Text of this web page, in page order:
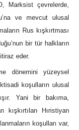
Marksist çevrelerde,
ve mevcut ulusal
Rus kışkırtması
bir tür halkların
eder.
dönemini yüzeysel
koşulların ulusal
Yani bir bakıma,
kışkırtılan Hıristiyan
koşulları var,